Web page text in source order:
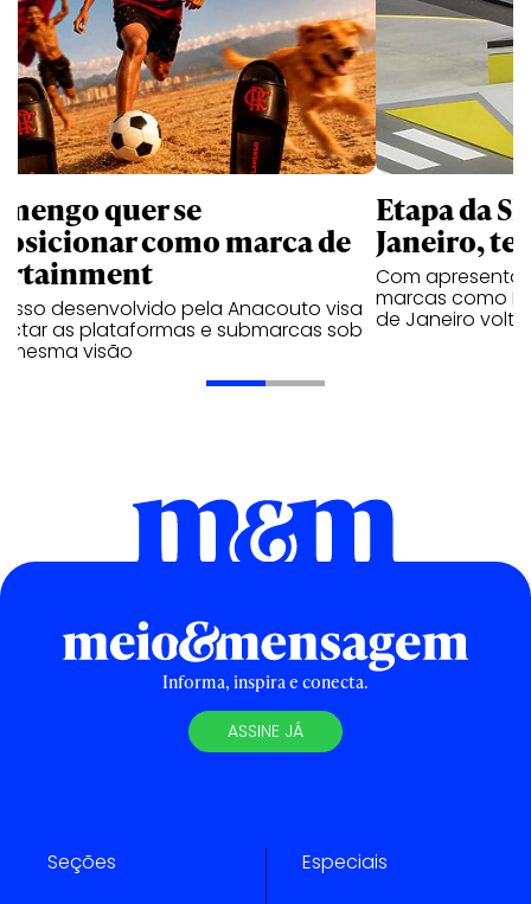
quer se
como marca de
desenvolvido pela Anacouto visa
as plataformas e submarcas sob
mesma visão
Etapa da
Janeiro,
Com
marcas como
de Janeiro
Informa, inspira e conecta.
ASSINE JÁ
Seções Especiais